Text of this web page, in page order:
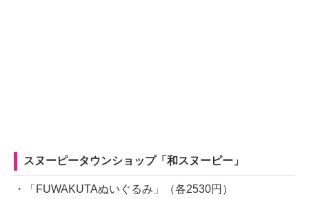
スヌーピータウンショップ「和スヌーピー」
・「FUWAKUTAぬいぐるみ」（各2530円）